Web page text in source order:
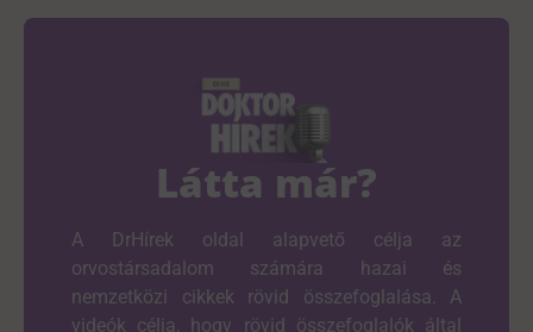
Látta már?
A DrHírek oldal alapvető célja az
orvostársadalom számára hazai és
nemzetközi cikkek rövid összefoglalása. A
videók célja, hogy rövid összefoglalók által